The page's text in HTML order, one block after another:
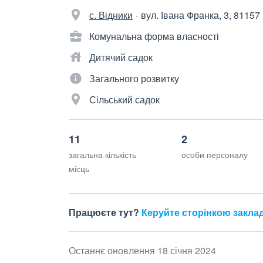
с. Відники вул. Івана Франка, 3, 81157
Комунальна форма власності
Дитячий садок
Загального розвитку
Сільський садок
11
загальна кількість
місць
2
особи персоналу
Працюєте тут? Керуйте сторінкою
Останнє оновлення 18 січня 2024